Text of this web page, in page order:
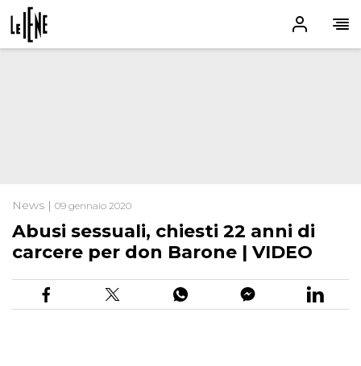
News | 09 gennaio 2020
Abusi sessuali, chiesti 22 anni di
carcere per don Barone | VIDEO